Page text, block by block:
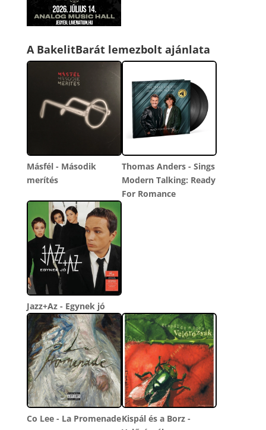
A BakelitBarát lemezbolt ajánlata
Másfél - Második
merítés
Thomas Anders - Sings
Modern Talking: Ready
For Romance
Jazz+Az - Egynek jó
Co Lee - La PromenadeKispál és a Borz -